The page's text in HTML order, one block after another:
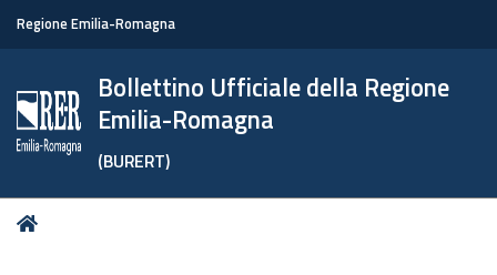
Regione Emilia-Romagna
Bollettino Ufficiale della Regione
Emilia-Romagna
(BURERT)
Tu